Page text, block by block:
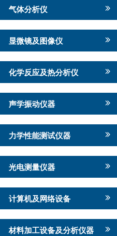
气体分析仪
显微镜及图像仪
化学反应及热分析仪
声学振动仪器
力学性能测试仪器
光电测量仪器
计算机及网络设备
材料加工设备及分析仪器